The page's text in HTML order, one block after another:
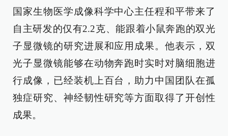
国家生物医学成像科学中心主任程和平带来了
自主研发的仅有2.2克、能跟着小鼠奔跑的双光
子显微镜的研究进展和应用成果。他表示，双
光子显微镜能够在动物奔跑时实时对脑细胞进
行成像，已经装机上百台，助力中国团队在孤
独症研究、神经韧性研究等方面取得了开创性
成果。